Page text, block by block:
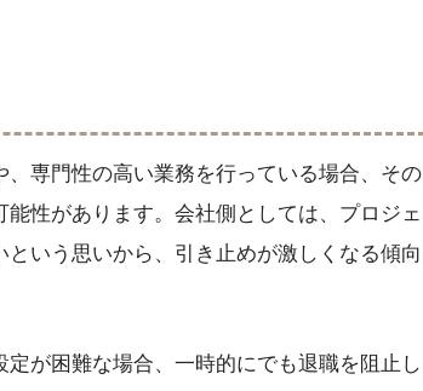
専門性の高い業務を行っている場合、その
性があります。会社側としては、プロジェ
いう思いから、引き止めが激しくなる傾向
が困難な場合、一時的にでも退職を阻止し